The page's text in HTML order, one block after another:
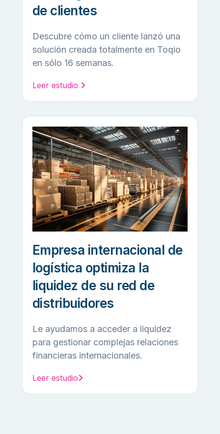
de clientes
Descubre cómo un cliente lanzó una
solución creada totalmente en Toqio
en sólo 16 semanas.
Leer estudio
Empresa internacional de
logística optimiza la
liquidez de su red de
distribuidores
Le ayudamos a acceder a liquidez
para gestionar complejas relaciones
financieras internacionales.
Leer estudio